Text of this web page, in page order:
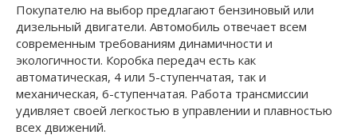
Покупателю на выбор предлагают бензиновый или
дизельный двигатели. Автомобиль отвечает всем
современным требованиям динамичности и
экологичности. Коробка передач есть как
автоматическая, 4 или 5-ступенчатая, так и
механическая, 6-ступенчатая. Работа трансмиссии
удивляет своей легкостью в управлении и плавностью
всех движений.